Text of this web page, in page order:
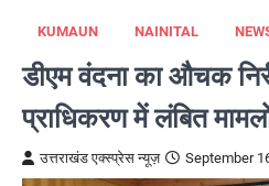
KUMAUN NAINITAL
डीएम वंदना का औचक
प्राधिकरण में लंबित
उत्तराखंड एक्स्प्रेस न्यूज़ September